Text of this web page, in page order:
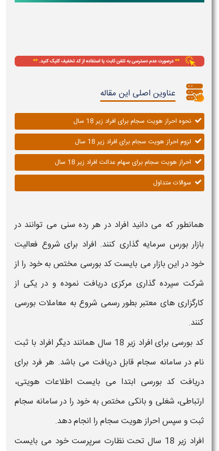
عناوین اصلی این مقاله
نحوه احراز هویت سجام برای افراد زیر 18 سال
لزوم احراز هویت سجام برای افراد زیر 18 سال
احراز هویت سجام برای سهام عدالت افراد زیر 18 سال
سوالات متداول
همانطور که می دانید افراد در هر رده سنی می توانند در
بازار بورس سرمایه گذاری کنند. افراد برای شروع فعالیت
خود در این بازار می بایست کد بورسی مختص به خود را از
شرکت سپرده گذاری مرکزی دریافت نموده و در یکی از
کارگزاری های معتبر بطور رسمی شروع به معاملات بورسی
کنند.
کد بورسی برایافراد زیر 18 سال
همانند دیگر افراد با ثبت
نام در سامانه سجامقابل دریافت می باشد. هر فرد برای
دریافت کد بورسی ابتدا می بایست اطلاعات هویتی،
ارتباطی، شغلی و بانکی مختص به خود را درسامانه سجام
ثبت و سپساحراز هویت سجام را انجام دهد.
افراد زیر 18 سال
تحت نظارت سرپرست خود می بایست